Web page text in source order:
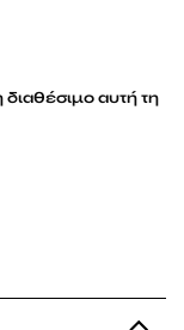
διαθέσιμο αυτή τη